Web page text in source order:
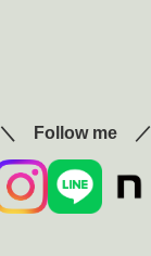
＼ Follow me ／